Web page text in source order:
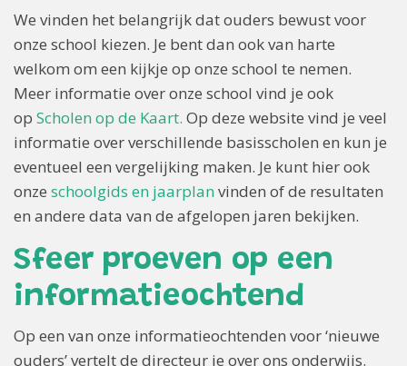
We vinden het belangrijk dat ouders bewust voor
onze school kiezen. Je bent dan ook van harte
welkom om een kijkje op onze school te nemen.
Meer informatie over onze school vind je ook
op Scholen op de Kaart. Op deze website vind je veel
informatie over verschillende basisscholen en kun je
eventueel een vergelijking maken. Je kunt hier ook
onze schoolgids en jaarplan vinden of de resultaten
en andere data van de afgelopen jaren bekijken.
Sfeer proeven op een
informatieochtend
Op een van onze informatieochtenden voor ‘nieuwe
ouders’ vertelt de directeur je over ons onderwijs.